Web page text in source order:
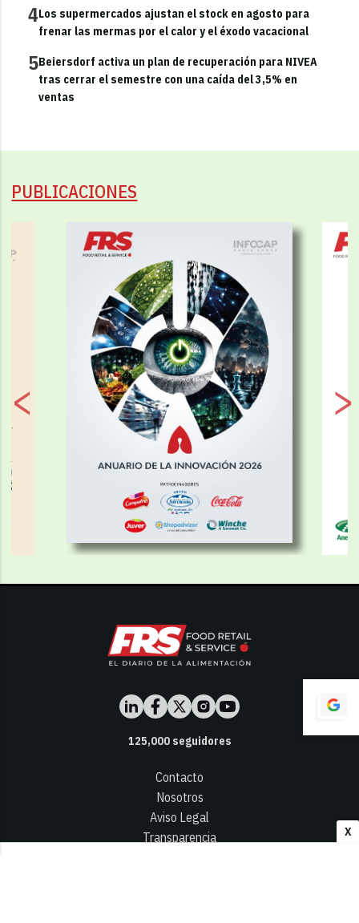
X
4Los supermercados ajustan el stock en agosto para
frenar las mermas por el calor y el éxodo vacacional
5Beiersdorf activa un plan de recuperación para NIVEA
tras cerrar el semestre con una caída del 3,5% en
ventas
PUBLICACIONES
125,000seguidores
Contacto
Nosotros
Aviso Legal
Transparencia